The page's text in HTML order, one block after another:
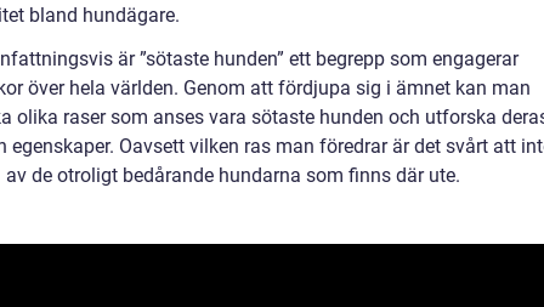
bland hundägare.
är ”sötaste hunden” ett begrepp som engagerar
över hela världen. Genom att fördjupa sig i ämnet kan man
olika raser som anses vara sötaste hunden och utforska
egenskaper. Oavsett vilken ras man föredrar är det svårt att
av de otroligt bedårande hundarna som finns där ute.